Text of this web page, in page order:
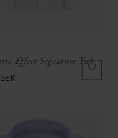
Effect Signature Twi